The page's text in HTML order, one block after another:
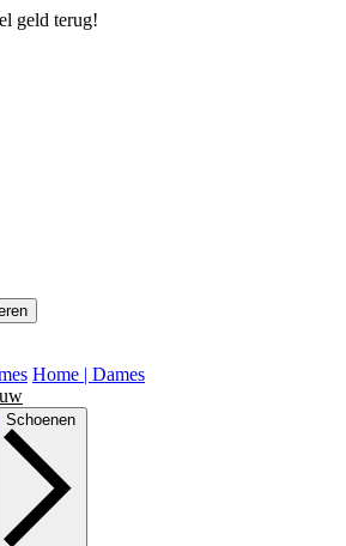
geld terug!
Home | Dames
Schoenen